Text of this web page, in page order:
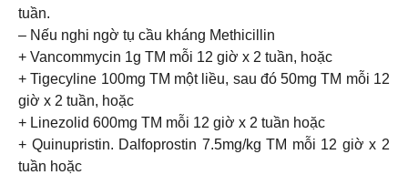
tuần.
– Nếu nghi ngờ tụ cầu kháng Methicillin
+ Vancommycin 1g TM mỗi 12 giờ x 2 tuần, hoặc
+ Tigecyline 100mg TM một liều, sau đó 50mg TM mỗi 12
giờ x 2 tuần, hoặc
+ Linezolid 600mg TM mỗi 12 giờ x 2 tuần hoặc
+ Quinupristin. Dalfoprostin 7.5mg/kg TM mỗi 12 giờ x 2
tuần hoặc